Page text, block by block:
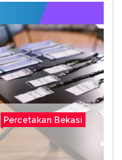
Percetakan Bekasi